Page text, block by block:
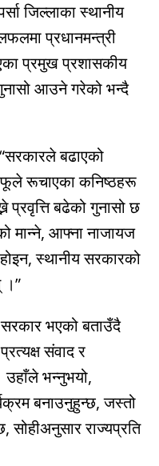
जिल्लाका स्थानीय
प्रधानमन्त्री
प्रमुख प्रशासकीय
आउने गरेको भन्दै
बढाएको
आफूले रूचाएका कनिष्ठहरू
प्रवृत्ति बढेको गुनासो छ
मान्ने, आफ्ना नाजायज
होइन, स्थानीय सरकारको
।”
भएको बताउँदै
संवाद र
उहाँले भन्नुभयो,
बनाउनुहुन्छ, जस्तो
सोहीअनुसार राज्यप्रति